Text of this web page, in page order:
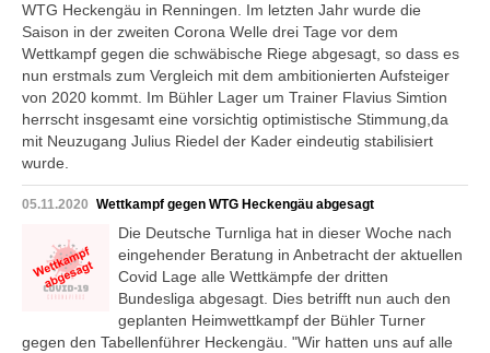
WTG Heckengäu in Renningen. Im letzten Jahr wurde die
Saison in der zweiten Corona Welle drei Tage vor dem
Wettkampf gegen die schwäbische Riege abgesagt, so dass es
nun erstmals zum Vergleich mit dem ambitionierten Aufsteiger
von 2020 kommt. Im Bühler Lager um Trainer Flavius Simtion
herrscht insgesamt eine vorsichtig optimistische Stimmung,da
mit Neuzugang Julius Riedel der Kader eindeutig stabilisiert
wurde.
05.11.2020 Wettkampf gegen WTG Heckengäu abgesagt
Die Deutsche Turnliga hat in dieser Woche nach
eingehender Beratung in Anbetracht der aktuellen
Covid Lage alle Wettkämpfe der dritten
Bundesliga abgesagt. Dies betrifft nun auch den
geplanten Heimwettkampf der Bühler Turner
gegen den Tabellenführer Heckengäu. "Wir hatten uns auf alle